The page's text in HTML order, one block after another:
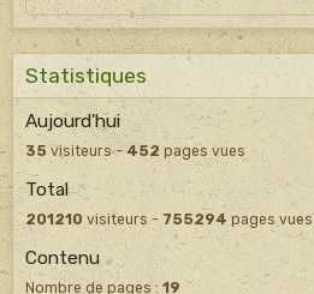
Statistiques
Aujourd'hui
35 visiteurs -452 pages vues
Total
201210 visiteurs -755294 pages vues
Contenu
Nombre de pages : 19